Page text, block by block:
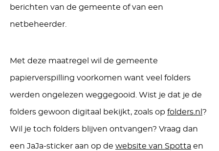
berichten van de gemeente of van een
netbeheerder.
Met deze maatregel wil de gemeente
papierverspilling voorkomen want veel folders
werden ongelezen weggegooid. Wist je dat je de
folders gewoon digitaal bekijkt, zoals op folders.nl ?
Wil je toch folders blijven ontvangen? Vraag dan
een JaJa-sticker aan op de website van Spotta en